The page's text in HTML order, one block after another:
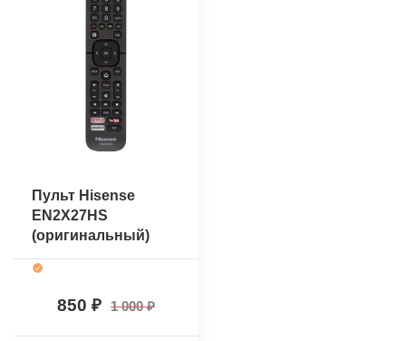
Пульт Hisense
EN2X27HS
(оригинальный)
850 1 000